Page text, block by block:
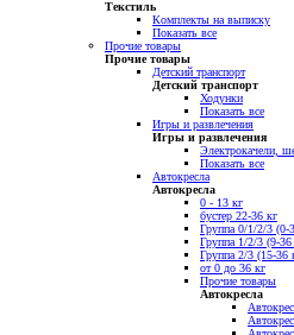
Текстиль
Комплекты на выписку
Показать все
Прочие товары
Прочие товары
Детский транспорт
Детский транспорт
Ходунки
Показать все
Игры и развлечения
Игры и развлечения
Электрокачели,
Показать все
Автокресла
Автокресла
0 - 13 кг
бустер 22-36 кг
Группа 0/1/2/3 (0-
Группа 1/2/3 (9-36
Группа 2/3 (15-36
от 0 до 36 кг
Прочие товары
Автокресла